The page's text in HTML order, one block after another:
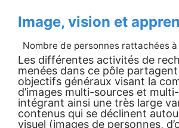
Image, vision et
Nombre de personnes rattachées à
Les différentes activités de
menées dans ce pôle
objectifs généraux visant la
d’images multi-sources et
intégrant ainsi une très large
contenus qui se déclinent
visuel (images de personnes,